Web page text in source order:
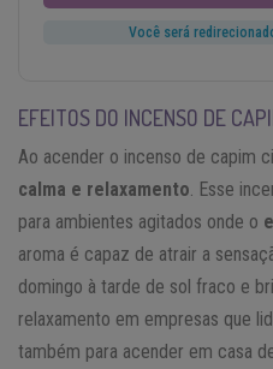
Você será
EFEITOS DO INCENSO DE
Ao acender o incenso de capim
calma e relaxamento . Esse
para ambientes agitados onde o
aroma é capaz de atrair a
domingo à tarde de sol fraco e
relaxamento em empresas que
também para acender em casa